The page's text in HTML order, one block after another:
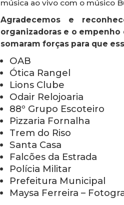
música ao vivo com o músico
Agradecemos e
organizadoras e o
somaram forças para que
OAB
Ótica Rangel
Lions Clube
Odair Relojoaria
88º Grupo Escoteiro
Pizzaria Fornalha
Trem do Riso
Santa Casa
Falcões da Estrada
Polícia Militar
Prefeitura Municipal
Maysa Ferreira –